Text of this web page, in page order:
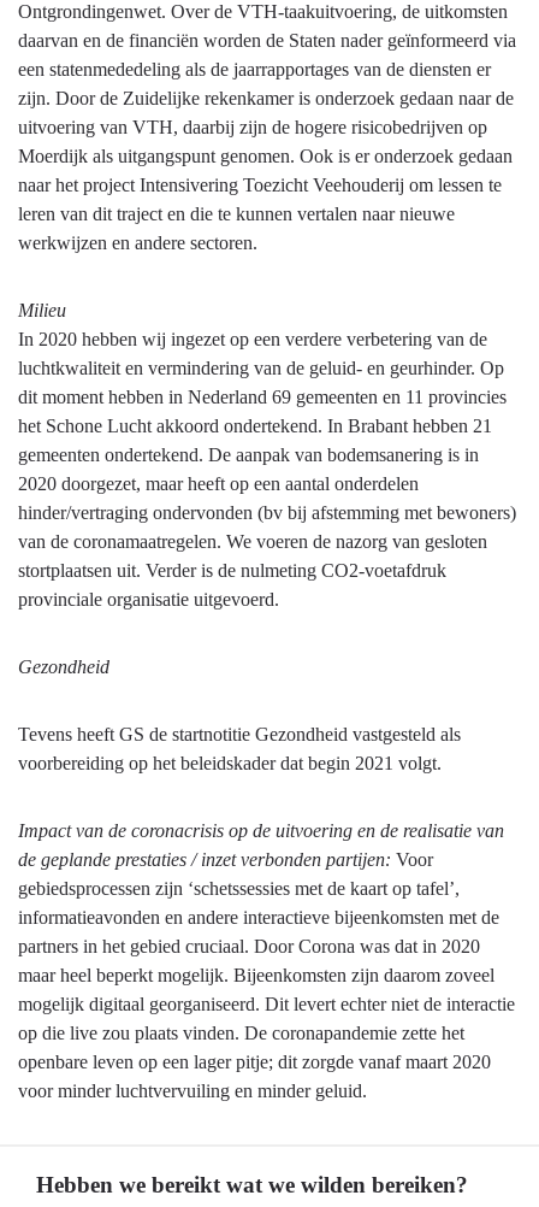
Ontgrondingenwet. Over de VTH-taakuitvoering, de uitkomsten
daarvan en de financiën worden de Staten nader geïnformeerd via
een statenmededeling als de jaarrapportages van de diensten er
zijn. Door de Zuidelijke rekenkamer is onderzoek gedaan naar de
uitvoering van VTH, daarbij zijn de hogere risicobedrijven op
Moerdijk als uitgangspunt genomen. Ook is er onderzoek gedaan
naar het project Intensivering Toezicht Veehouderij om lessen te
leren van dit traject en die te kunnen vertalen naar nieuwe
werkwijzen en andere sectoren.
Milieu
In 2020 hebben wij ingezet op een verdere verbetering van de
luchtkwaliteit en vermindering van de geluid- en geurhinder. Op
dit moment hebben in Nederland 69 gemeenten en 11 provincies
het Schone Lucht akkoord ondertekend. In Brabant hebben 21
gemeenten ondertekend. De aanpak van bodemsanering is in
2020 doorgezet, maar heeft op een aantal onderdelen
hinder/vertraging ondervonden (bv bij afstemming met bewoners)
van de coronamaatregelen. We voeren de nazorg van gesloten
stortplaatsen uit. Verder is de nulmeting CO2-voetafdruk
provinciale organisatie uitgevoerd.
Gezondheid
Tevens heeft GS de startnotitie Gezondheid vastgesteld als
voorbereiding op het beleidskader dat begin 2021 volgt.
Impact van de coronacrisis op de uitvoering en de realisatie van
de geplande prestaties / inzet verbonden partijen: Voor
gebiedsprocessen zijn ‘schetssessies met de kaart op tafel’,
informatieavonden en andere interactieve bijeenkomsten met de
partners in het gebied cruciaal. Door Corona was dat in 2020
maar heel beperkt mogelijk. Bijeenkomsten zijn daarom zoveel
mogelijk digitaal georganiseerd. Dit levert echter niet de interactie
op die live zou plaats vinden. De coronapandemie zette het
openbare leven op een lager pitje; dit zorgde vanaf maart 2020
voor minder luchtvervuiling en minder geluid.
Hebben we bereikt wat we wilden bereiken?